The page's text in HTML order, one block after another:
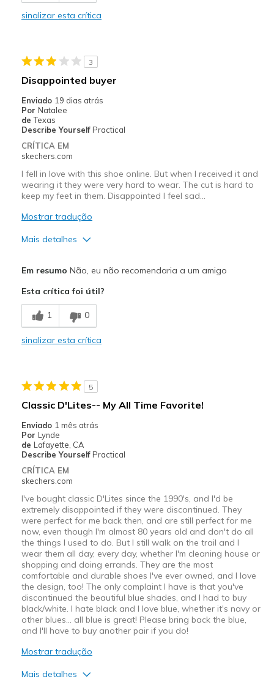
Need Break In
Melhores utilizações
Casual Wear
Width
Sizing
View On Shoes
I'm Really Into Shoes
sinalizar esta crítica
3
Disappointed buyer
Enviado 19 dias atrás
Por Natalee
de Texas
Describe Yourself Practical
CRÍTICA EM
skechers.com
I fell in love with this shoe online. But when I received it and
wearing it they were very hard to wear. The cut is hard to
keep my feet in them. Disappointed I feel sad…
Mostrar tradução
Mais detalhes
Stylish
Contras
Poor Cushioning
Width
Sizing
Feels true to size
View On Shoes
Em resumo Não, eu não recomendaria a um amigo
Esta crítica foi útil?
1 0
sinalizar esta crítica
5
Classic D'Lites-- My All Time Favorite!
Enviado 1 mês atrás
Por Lynde
de Lafayette, CA
Describe Yourself Practical
CRÍTICA EM
skechers.com
I've bought classic D'Lites since the 1990's, and I'd be
extremely disappointed if they were discontinued. They
were perfect for me back then, and are still perfect for me
now, even though I'm almost 80 years old and don't do all
the things I used to do. But I still walk on the trail and I
wear them all day, every day, whether I'm cleaning house or
shopping and doing errands. They are the most
comfortable and durable shoes I've ever owned, and I love
the design, too! The only complaint I have is that you've
discontinued the beautiful blue shades, and I had to buy
black/white. I hate black and I love blue, whether it's navy or
other blues... all blue is great! Please bring back the blue,
and I'll have to buy another pair if you do!
Mostrar tradução
Mais detalhes